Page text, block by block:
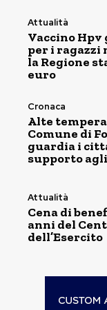
Attualità
Vaccino
per i ragazzi
la Regione
euro
Cronaca
Alte
Comune di
guardia i
supporto
Attualità
Cena di
anni del
dell’Esercito